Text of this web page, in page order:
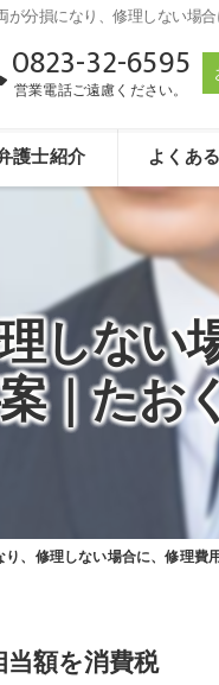
が分損になり、修理しない場
0823-32-6595
営業電話ご遠慮ください。
護士紹介 よくあ
しない
｜たお
、修理しない場合に、修理
額を消費税